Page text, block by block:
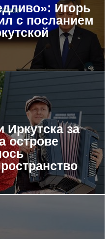
Игорь
с посланием
Иркутска за
острове